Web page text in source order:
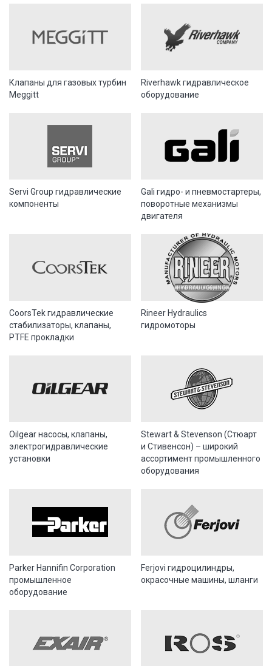
Клапаны для газовых турбин
Meggitt
Riverhawk гидравлическое
оборудование
Servi Group гидравлические
компоненты
Gali гидро- и пневмостартеры,
поворотные механизмы
двигателя
CoorsTek гидравлические
стабилизаторы, клапаны,
PTFE прокладки
Rineer Hydraulics
гидромоторы
Oilgear насосы, клапаны,
электрогидравлические
установки
Stewart & Stevenson (Стюарт
и Стивенсон) – широкий
ассортимент промышленного
оборудования
Parker Hannifin Corporation
промышленное
оборудование
Ferjovi гидроцилиндры,
окрасочные машины, шланги